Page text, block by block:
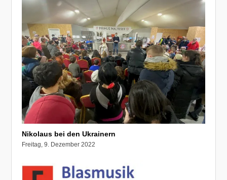
Nikolaus bei den Ukrainern
Freitag, 9. Dezember 2022